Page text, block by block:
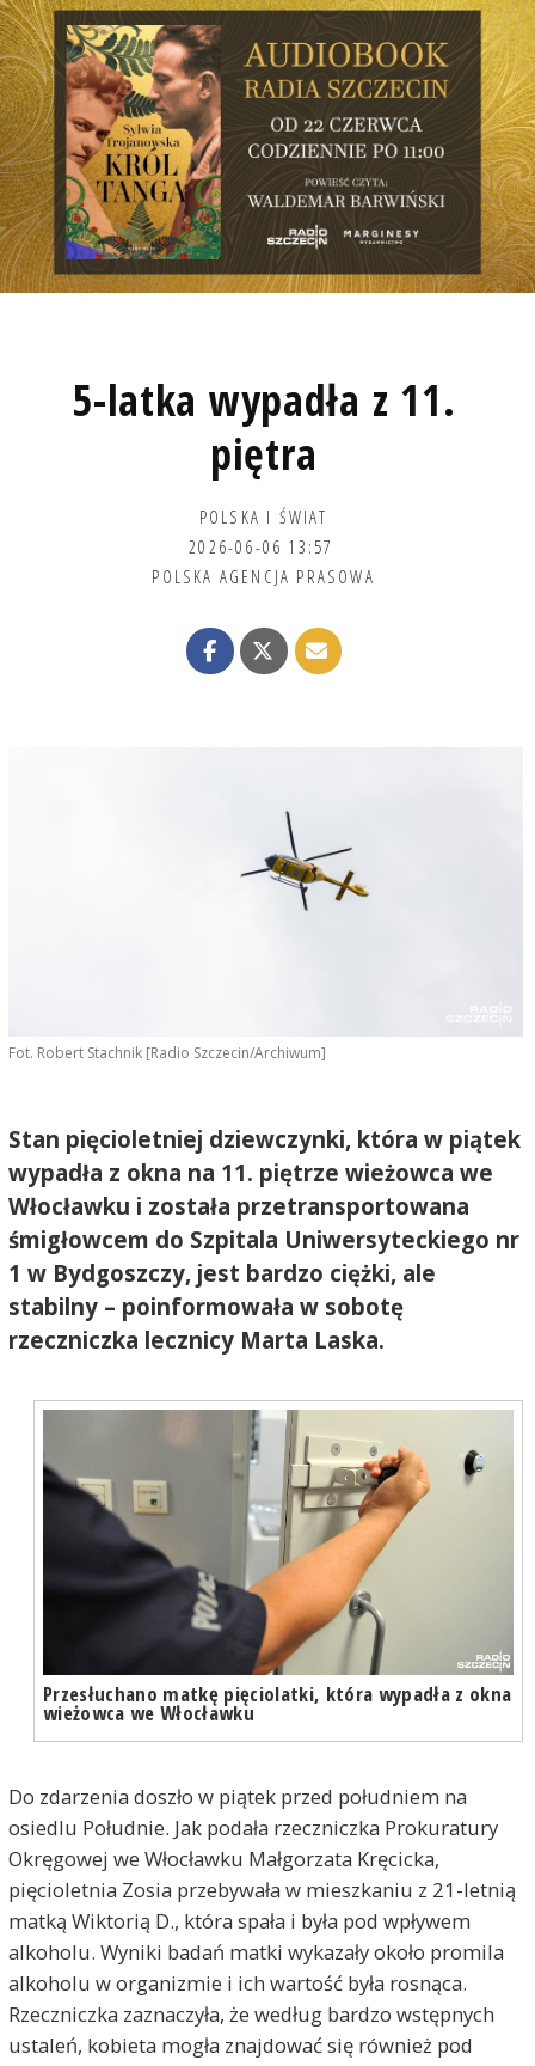
5-latka wypadła z 11.
piętra
POLSKA I ŚWIAT
2026-06-06 13:57
POLSKA AGENCJA PRASOWA
Fot. Robert Stachnik [Radio Szczecin/Archiwum]
Stan pięcioletniej dziewczynki, która w piątek
wypadła z okna na 11. piętrze wieżowca we
Włocławku i została przetransportowana
śmigłowcem do Szpitala Uniwersyteckiego nr
1 w Bydgoszczy, jest bardzo ciężki, ale
stabilny – poinformowała w sobotę
rzeczniczka lecznicy Marta Laska.
Przesłuchano matkę pięciolatki, która wypadła z okna
wieżowca we Włocławku
Do zdarzenia doszło w piątek przed południem na
osiedlu Południe. Jak podała rzeczniczka Prokuratury
Okręgowej we Włocławku Małgorzata Kręcicka,
pięcioletnia Zosia przebywała w mieszkaniu z 21-letnią
matką Wiktorią D., która spała i była pod wpływem
alkoholu. Wyniki badań matki wykazały około promila
alkoholu w organizmie i ich wartość była rosnąca.
Rzeczniczka zaznaczyła, że według bardzo wstępnych
ustaleń, kobieta mogła znajdować się również pod